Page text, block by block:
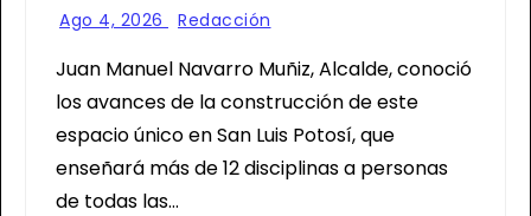
ALCALDE
Ago 4, 2026 Redacción
Juan Manuel Navarro Muñiz, Alcalde, conoció
los avances de la construcción de este
espacio único en San Luis Potosí, que
enseñará más de 12 disciplinas a personas
de todas las…